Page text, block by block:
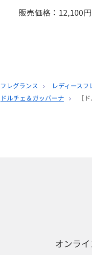
販売価格：12,100
フレグランス レディース
ドルチェ＆ガッバーナ ［
オンラ